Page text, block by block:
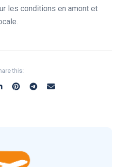
les conditions en amont et
this: